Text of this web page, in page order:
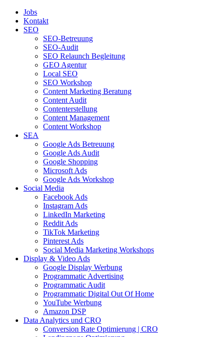
Jobs
Kontakt
SEO
SEO-Betreuung
SEO-Audit
SEO Relaunch Begleitung
GEO Agentur
Local SEO
SEO Workshop
Content Marketing Beratung
Content Audit
Contenterstellung
Content Management
Content Workshop
SEA
Google Ads Betreuung
Google Ads Audit
Google Shopping
Microsoft Ads
Google Ads Workshop
Social Media
Facebook Ads
Instagram Ads
LinkedIn Marketing
Reddit Ads
TikTok Marketing
Pinterest Ads
Social Media Marketing Workshops
Display & Video Ads
Google Display Werbung
Programmatic Advertising
Programmatic Audit
Programmatic Digital Out Of Home
YouTube Werbung
Amazon DSP
Data Analytics und CRO
Conversion Rate Optimierung | CRO